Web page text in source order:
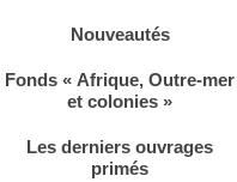
Nouveautés
Fonds « Afrique, Outre-mer
et colonies »
Les derniers ouvrages
primés